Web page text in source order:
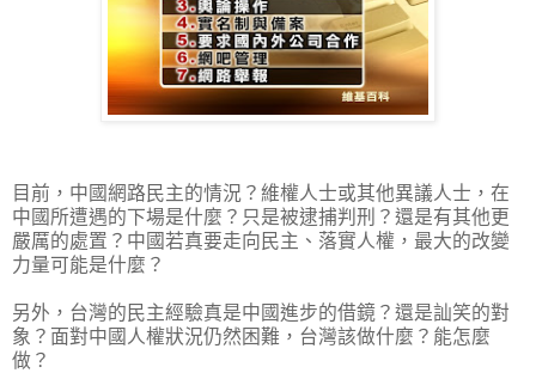
目前，中國網路民主的情況？維權人士或其他異議人士，在
中國所遭遇的下場是什麼？只是被逮捕判刑？還是有其他更
嚴厲的處置？中國若真要走向民主、落實人權，最大的改變
力量可能是什麼？
另外，台灣的民主經驗真是中國進步的借鏡？還是訕笑的對
象？面對中國人權狀況仍然困難，台灣該做什麼？能怎麼
做？